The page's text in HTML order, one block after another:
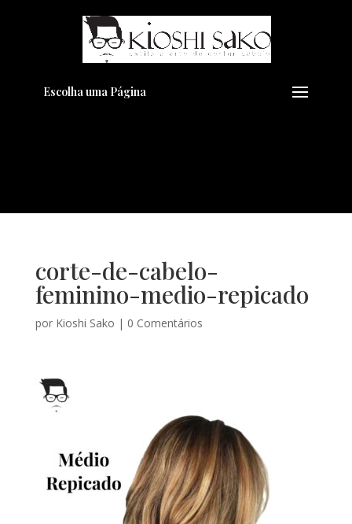
Escolha uma Página
corte-de-cabelo-
feminino-medio-repicado
por Kioshi Sako | 0 Comentários
Pensando em transformar seu
Visual??